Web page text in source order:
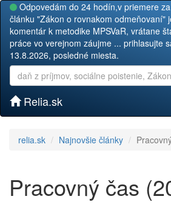
Odpovedám do 24 hodín,v priemere
článku "Zákon o rovnakom odmeňovaní"
komentár k metodike MPSVaR, vrátane
práce vo verejnom záujme ... prihlasujte
13.8.2026, posledné miesta.
Relia.sk
relia.sk Najnovšie články
Pracovný čas